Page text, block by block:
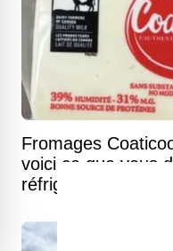
Fromages
voici ce que vous
réfrigérateur